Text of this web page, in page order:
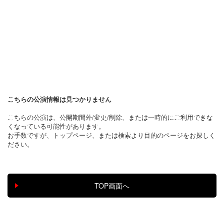
こちらの公演情報は見つかりません
こちらの公演は、公開期間外/変更/削除、または一時的にご利用できな
くなっている可能性があります。
お手数ですが、トップページ、または検索より目的のページをお探しく
ださい。